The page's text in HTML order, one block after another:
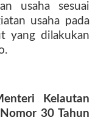
usaha sesuai
usaha pada
yang dilakukan
Kelautan
30 Tahun